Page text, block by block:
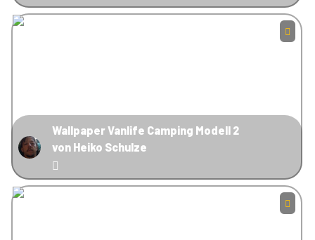
Wallpaper Vanlife Camping Modell 2
von Heiko Schulze